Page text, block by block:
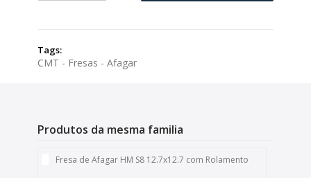
Tags:
CMT - Fresas - Afagar
Produtos da mesma familia
Fresa de Afagar HM S8 12.7x12.7 com Rolamento